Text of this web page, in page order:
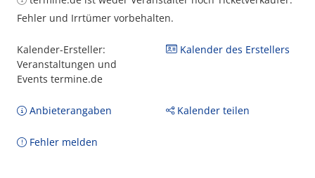
Fehler und Irrtümer vorbehalten.
Kalender-Ersteller:
Veranstaltungen und
Events termine.de
Kalender des Erstellers
Anbieterangaben Kalender teilen
Fehler melden